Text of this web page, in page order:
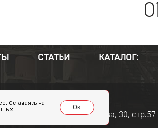
01
СТАТЬИ КАТАЛОГ:
ул. Александра Матросова, 30, стр.57
Оставаясь на
Ок